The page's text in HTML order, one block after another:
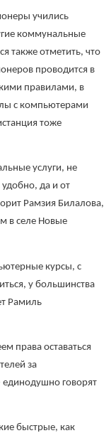
учились
коммунальные
также отметить, что
проводится в
правилами, в
с компьютерами
тоже
услуги, не
да и от
Рамзия Билалова,
в селе Новые
курсы, с
у большинства
Рамиль
права оставаться
за
говорят
быстрые, как